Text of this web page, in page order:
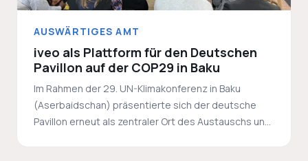
AUSWÄRTIGES AMT
iveo als Plattform für den Deutschen
Pavillon auf der COP29 in Baku
Im Rahmen der 29. UN-Klimakonferenz in Baku
(Aserbaidschan) präsentierte sich der deutsche
Pavillon erneut als zentraler Ort des Austauschs und